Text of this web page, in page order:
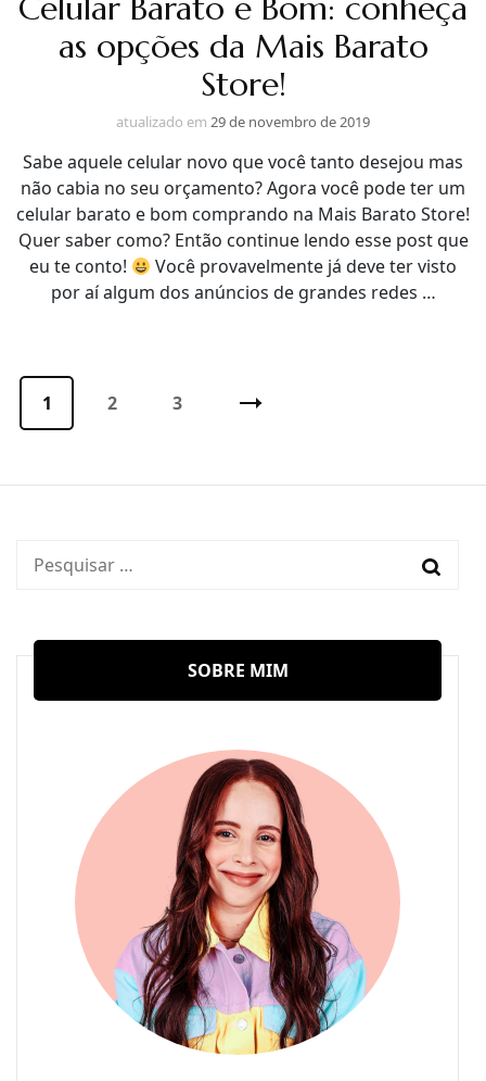
Celular Barato e Bom: conheça
as opções da Mais Barato
Store!
atualizado em 29 de novembro de 2019
Sabe aquele celular novo que você tanto desejou mas
não cabia no seu orçamento? Agora você pode ter um
celular barato e bom comprando na Mais Barato Store!
Quer saber como? Então continue lendo esse post que
eu te conto!
Você provavelmente já deve ter visto
por aí algum dos anúncios de grandes redes …
Paginação
Página
1 Página
2 Página
3
Pesquisar
SOBRE MIM